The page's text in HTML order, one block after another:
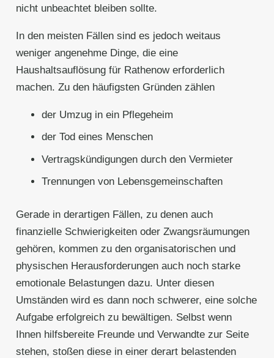
nicht unbeachtet bleiben sollte.
In den meisten Fällen sind es jedoch weitaus
weniger angenehme Dinge, die eine
Haushaltsauflösung für Rathenow erforderlich
machen. Zu den häufigsten Gründen zählen
der Umzug in ein Pflegeheim
der Tod eines Menschen
Vertragskündigungen durch den Vermieter
Trennungen von Lebensgemeinschaften
Gerade in derartigen Fällen, zu denen auch
finanzielle Schwierigkeiten oder Zwangsräumungen
gehören, kommen zu den organisatorischen und
physischen Herausforderungen auch noch starke
emotionale Belastungen dazu. Unter diesen
Umständen wird es dann noch schwerer, eine solche
Aufgabe erfolgreich zu bewältigen. Selbst wenn
Ihnen hilfsbereite Freunde und Verwandte zur Seite
stehen, stoßen diese in einer derart belastenden